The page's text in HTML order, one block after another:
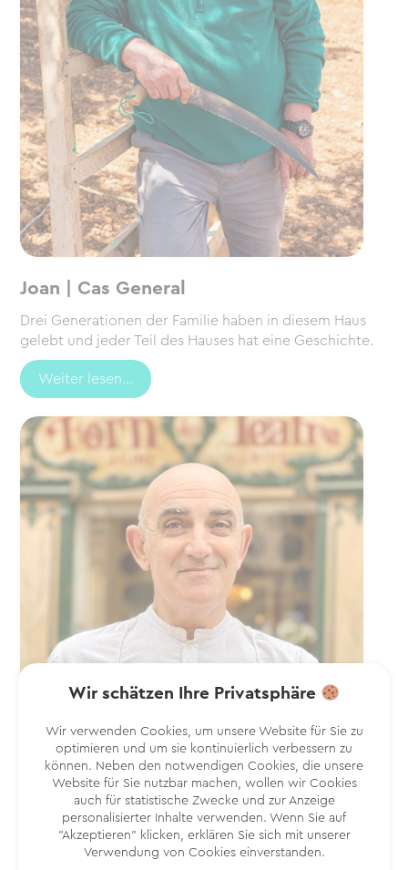
Joan | Cas General
Drei Generationen der Familie haben in diesem Haus
gelebt und jeder Teil des Hauses hat eine Geschichte.
Weiter lesen...
Wir schätzen Ihre Privatsphäre
Wir verwenden Cookies, um unsere Website für Sie zu
optimieren und um sie kontinuierlich verbessern zu
können. Neben den notwendigen Cookies, die unsere
Website für Sie nutzbar machen, wollen wir Cookies
auch für statistische Zwecke und zur Anzeige
personalisierter Inhalte verwenden. Wenn Sie auf
"Akzeptieren" klicken, erklären Sie sich mit unserer
Verwendung von Cookies einverstanden.